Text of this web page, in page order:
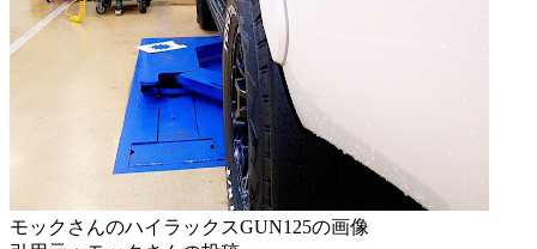
モックさんのハイラックスGUN125の画像